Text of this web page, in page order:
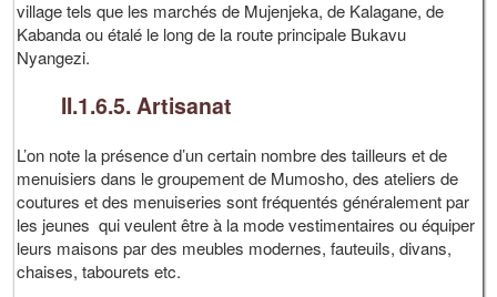
village tels que les marchés de Mujenjeka, de Kalagane, de
Kabanda ou étalé le long de la route principale Bukavu
Nyangezi.
II.1.6.5. Artisanat
L’on note la présence d’un certain nombre des tailleurs et de
menuisiers dans le groupement de Mumosho, des ateliers de
coutures et des menuiseries sont fréquentés généralement par
les jeunes qui veulent être à la mode vestimentaires ou équiper
leurs maisons par des meubles modernes, fauteuils, divans,
chaises, tabourets etc.